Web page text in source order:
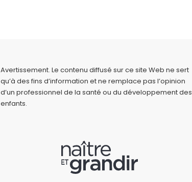
Avertissement. Le contenu diffusé sur ce site Web ne sert
qu’à des fins d’information et ne remplace pas l’opinion
d’un professionnel de la santé ou du développement des
enfants.